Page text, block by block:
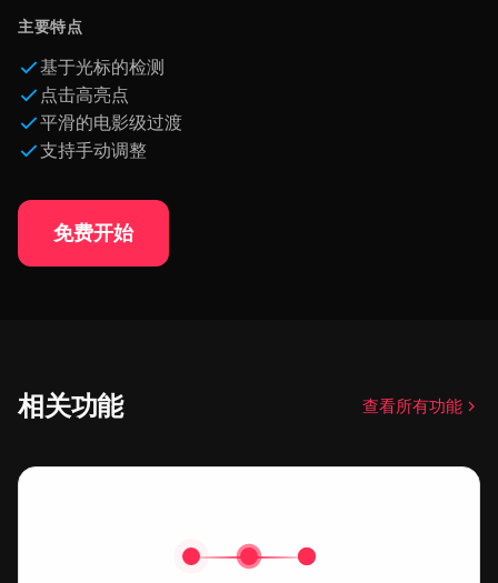
主要特点
基于光标的检测
点击高亮点
平滑的电影级过渡
支持手动调整
免费开始
相关功能 查看所有功能